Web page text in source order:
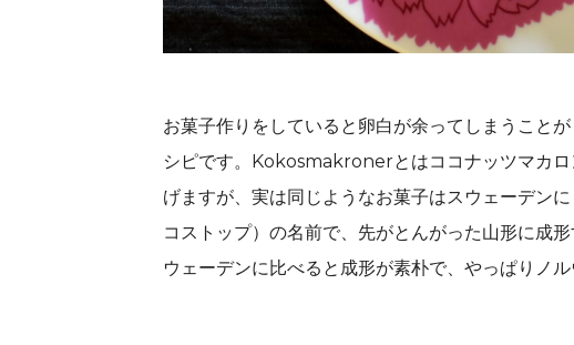
お菓子作りをしていると卵白が余ってしまうこと
シピです。Kokosmakronerとはココナッツマカ
げますが、実は同じようなお菓子はスウェーデン
コストップ）の名前で、先がとんがった山形に成
ウェーデンに比べると成形が素朴で、やっぱりノル